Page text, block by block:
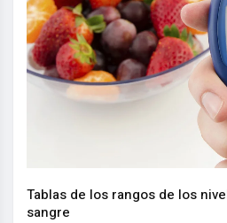
Tablas de los rangos de los
sangre